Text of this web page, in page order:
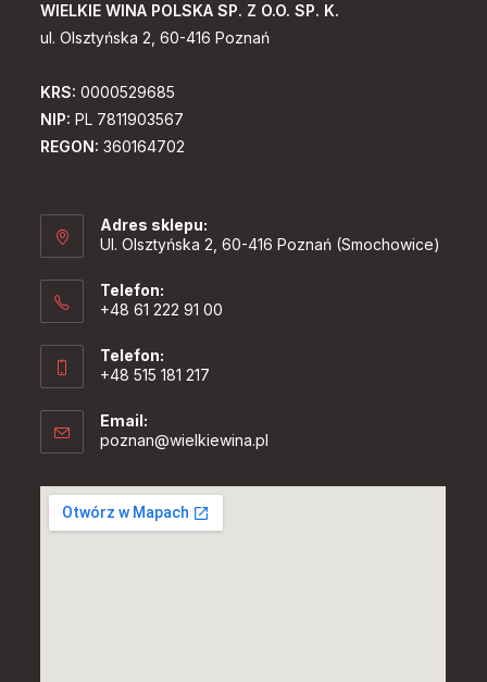
WIELKIE WINA POLSKA SP. Z O.O. SP. K.
ul. Olsztyńska 2, 60-416 Poznań
KRS: 0000529685
NIP: PL 7811903567
REGON: 360164702
Adres sklepu:
Ul. Olsztyńska 2, 60-416 Poznań (Smochowice)
Telefon:
+48 61 222 91 00
Telefon:
+48 515 181 217
Email:
poznan@wielkiewina.pl